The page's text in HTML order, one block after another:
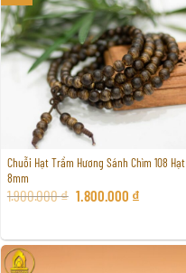
Chuỗi Hạt Trầm Hương Sánh Chìm 108 Hạt
8mm
1.900.000₫ 1.800.000 ₫